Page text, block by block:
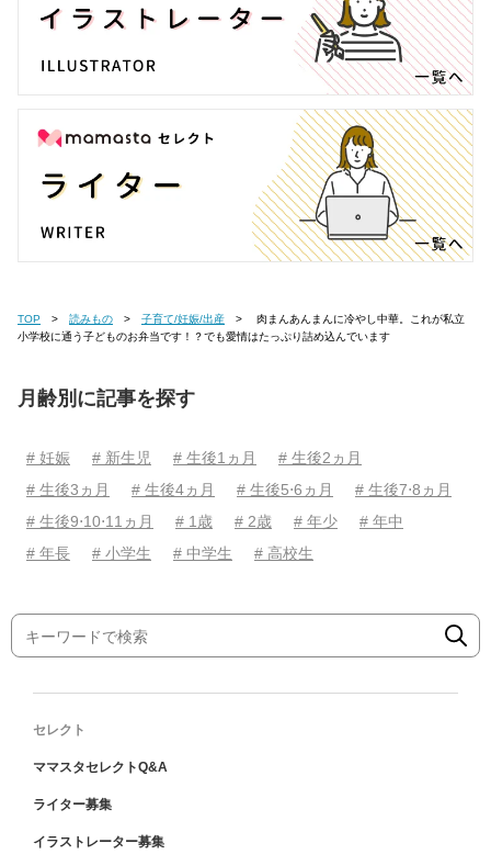
TOP 読みもの 子育て/妊娠/出産
小学校に通う子どものお弁当です！？でも愛情はたっぷり詰め込んでいます
月齢別に記事を探す
# 妊娠 # 新生児 # 生後1ヵ月
# 生後2ヵ月
# 生後3ヵ月
# 生後4ヵ月 # 生後5⋅6ヵ月
# 生後7⋅8ヵ月
# 生後9⋅10⋅11ヵ月
# 1歳 # 2歳 # 年少
# 年中
# 年長
# 小学生 # 中学生 # 高校生
セレクト
ママスタセレクトQ&A
ライター募集
イラストレーター募集